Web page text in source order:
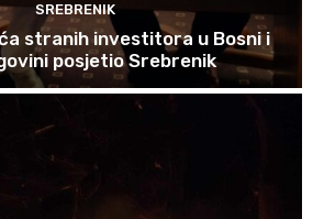
SREBRENIK
stranih investitora u Bosni i
posjetio Srebrenik